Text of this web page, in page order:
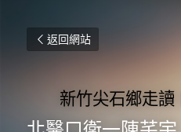
返回網站
新竹尖石鄉走